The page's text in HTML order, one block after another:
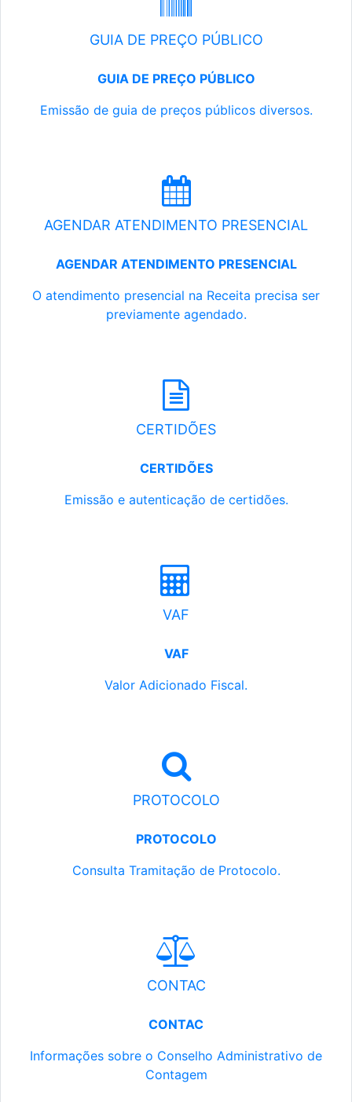
GUIA DE PREÇO PÚBLICO
GUIA DE PREÇO PÚBLICO
Emissão de guia de preços públicos diversos.
AGENDAR ATENDIMENTO PRESENCIAL
AGENDAR ATENDIMENTO PRESENCIAL
O atendimento presencial na Receita precisa ser
previamente agendado.
CERTIDÕES
CERTIDÕES
Emissão e autenticação de certidões.
VAF
VAF
Valor Adicionado Fiscal.
PROTOCOLO
PROTOCOLO
Consulta Tramitação de Protocolo.
CONTAC
CONTAC
Informações sobre o Conselho Administrativo de
Contagem